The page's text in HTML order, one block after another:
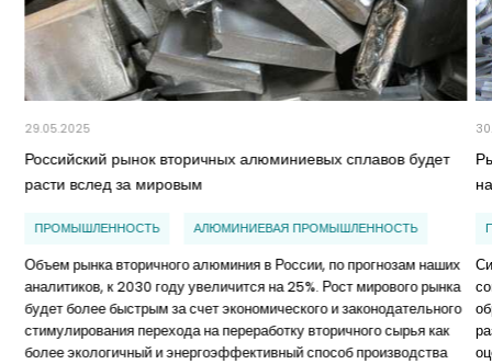
29.05.2025
Российский рынок вторичных алюминиевых сплавов будет
расти вслед за мировым
ПРОМЫШЛЕННОСТЬ АЛЮМИНИЕВАЯ ПРОМЫШЛЕННОСТЬ
Объем рынка вторичного алюминия в России, по прогнозам наших
аналитиков, к 2030 году увеличится на 25%. Рост мирового рынка
будет более быстрым за счет экономического и законодательного
стимулирования перехода на переработку вторичного сырья как
более экологичный и энергоэффективный способ производства